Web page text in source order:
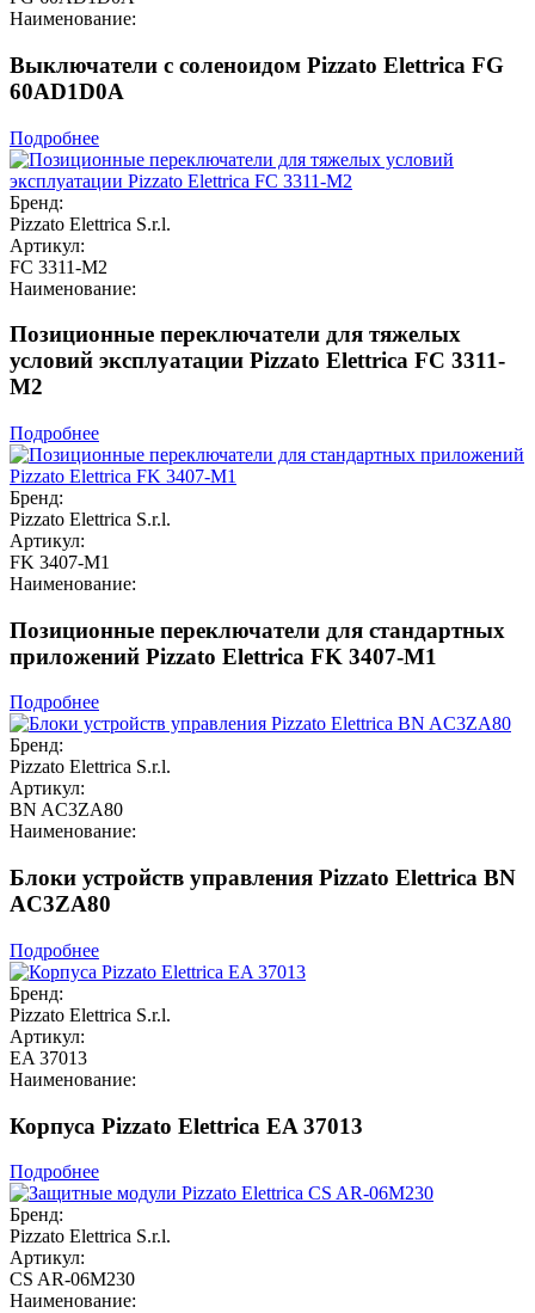
Наименование:
Выключатели с соленоидом Pizzato Elettrica FG
60AD1D0A
Подробнее
Бренд:
Pizzato Elettrica S.r.l.
Артикул:
FC 3311-M2
Наименование:
Позиционные переключатели для тяжелых
условий эксплуатации Pizzato Elettrica FC 3311-
M2
Подробнее
Бренд:
Pizzato Elettrica S.r.l.
Артикул:
FK 3407-M1
Наименование:
Позиционные переключатели для стандартных
приложений Pizzato Elettrica FK 3407-M1
Подробнее
Бренд:
Pizzato Elettrica S.r.l.
Артикул:
BN AC3ZA80
Наименование:
Блоки устройств управления Pizzato Elettrica BN
AC3ZA80
Подробнее
Бренд:
Pizzato Elettrica S.r.l.
Артикул:
EA 37013
Наименование:
Корпуса Pizzato Elettrica EA 37013
Подробнее
Бренд:
Pizzato Elettrica S.r.l.
Артикул:
CS AR-06M230
Наименование: